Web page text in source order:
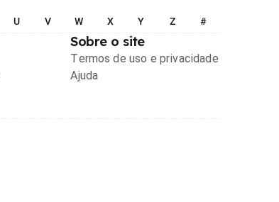
U V W X Y Z #
Sobre o site
Termos de uso e privacidade
Ajuda